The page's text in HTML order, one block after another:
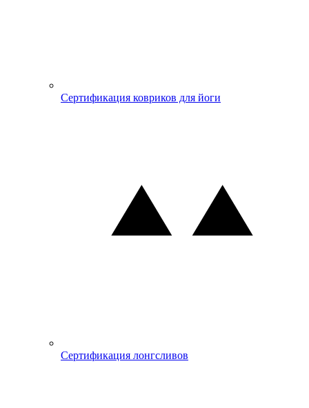
Сертификация ковриков для йоги
Сертификация лонгсливов